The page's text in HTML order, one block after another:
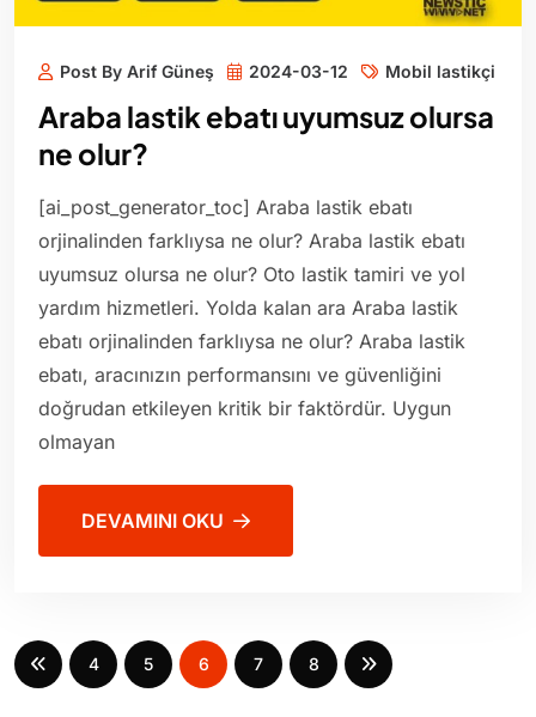
Post By Arif Güneş 2024-03-12 Mobil lastikçi
Araba lastik ebatı uyumsuz olursa
ne olur?
[ai_post_generator_toc] Araba lastik ebatı
orjinalinden farklıysa ne olur? Araba lastik ebatı
uyumsuz olursa ne olur? Oto lastik tamiri ve yol
yardım hizmetleri. Yolda kalan ara Araba lastik
ebatı orjinalinden farklıysa ne olur? Araba lastik
ebatı, aracınızın performansını ve güvenliğini
doğrudan etkileyen kritik bir faktördür. Uygun
olmayan
DEVAMINI OKU
4 5 6 7 8